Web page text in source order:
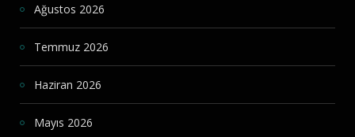
Ağustos 2026
Temmuz 2026
Haziran 2026
Mayıs 2026